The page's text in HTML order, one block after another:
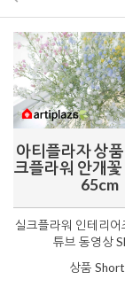
아티플라자 상
크플라워 안개꽃
65cm
실크플라워 인테리어
튜브 동영상
상품